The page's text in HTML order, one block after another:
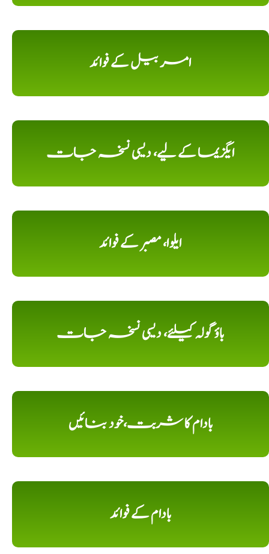
امر بیل کے فوائد
ایگزیما کے لیے، دیسی نسخہ جات
ایلوا، مصبر کے فوائد
باؤ گولہ کیلئے، دیسی نسخہ جات
بادام کا شربت،خود بنائیں
بادام کے فوائد